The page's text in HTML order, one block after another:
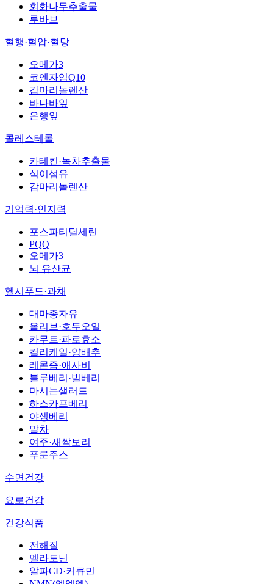
회화나무추출물
루바브
혈행·혈압·혈당
오메가3
코엔자임Q10
감마리놀렌산
바나바잎
은행잎
콜레스테롤
카테킨·녹차추출물
식이섬유
감마리놀렌산
기억력·인지력
포스파티딜세린
PQQ
오메가3
뇌 유산균
헬시푸드·과채
대마종자유
올리브·호두오일
카무트·파로효소
컬리케일·양배추
레몬즙·애사비
블루베리·빌베리
마시는샐러드
하스카프베리
야생베리
말차
여주·새싹보리
푸룬주스
수면건강
요로건강
건강식품
전해질
멜라토닌
알파CD·커큐민